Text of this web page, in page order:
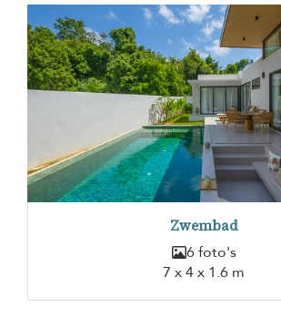
Zwembad
6 foto's
7 x 4 x 1.6 m